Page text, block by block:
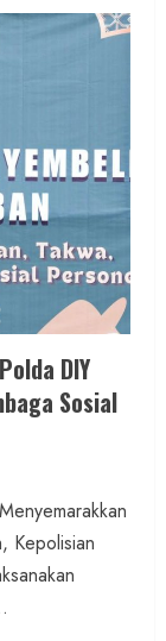
DIY
Sosial
Kepolisian